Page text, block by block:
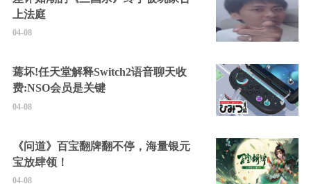
上法庭
04-08
蔫坏!任天堂解释Switch2语音聊天收
费:NSO会员是关键
04-08
《问道》百宝翻牌翻不停，海量银元
宝放肆领！
04-08